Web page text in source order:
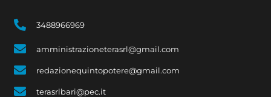
3488966969
amministrazioneterasrl@gmail.com
redazionequintopotere@gmail.com
terasrlbari@pec.it